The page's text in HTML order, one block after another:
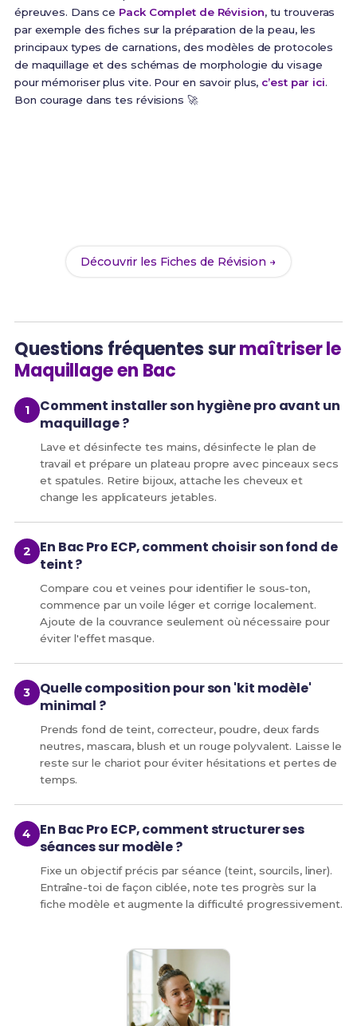
épreuves. Dans ce Pack Complet de Révision, tu trouveras
par exemple des fiches sur la préparation de la peau, les
principaux types de carnations, des modèles de protocoles
de maquillage et des schémas de morphologie du visage
pour mémoriser plus vite. Pour en savoir plus, c’est par ici.
Bon courage dans tes révisions 🚀
Découvrir les Fiches de Révision →
Questions fréquentes surmaîtriser le
Maquillage en Bac
Comment installer son hygiène pro avant un
maquillage ?
Lave et désinfecte tes mains, désinfecte le plan de
travail et prépare un plateau propre avec pinceaux secs
et spatules. Retire bijoux, attache les cheveux et
change les applicateurs jetables.
En Bac Pro ECP, comment choisir son fond de
teint ?
Compare cou et veines pour identifier le sous-ton,
commence par un voile léger et corrige localement.
Ajoute de la couvrance seulement où nécessaire pour
éviter l'effet masque.
Quelle composition pour son 'kit modèle'
minimal ?
Prends fond de teint, correcteur, poudre, deux fards
neutres, mascara, blush et un rouge polyvalent. Laisse le
reste sur le chariot pour éviter hésitations et pertes de
temps.
En Bac Pro ECP, comment structurer ses
séances sur modèle ?
Fixe un objectif précis par séance (teint, sourcils, liner).
Entraîne-toi de façon ciblée, note tes progrès sur la
fiche modèle et augmente la difficulté progressivement.